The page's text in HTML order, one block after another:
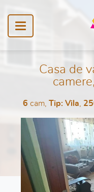
Casa de
6 cam, Tip: Vila